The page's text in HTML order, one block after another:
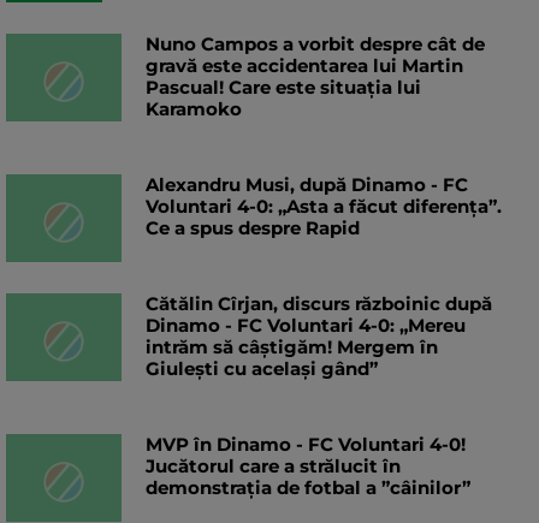
Nuno Campos a vorbit despre cât de
gravă este accidentarea lui Martin
Pascual! Care este situația lui
Karamoko
Alexandru Musi, după Dinamo - FC
Voluntari 4-0: „Asta a făcut diferența”.
Ce a spus despre Rapid
Cătălin Cîrjan, discurs războinic după
Dinamo - FC Voluntari 4-0: „Mereu
intrăm să câștigăm! Mergem în
Giulești cu același gând”
MVP în Dinamo - FC Voluntari 4-0!
Jucătorul care a strălucit în
demonstrația de fotbal a ”câinilor”